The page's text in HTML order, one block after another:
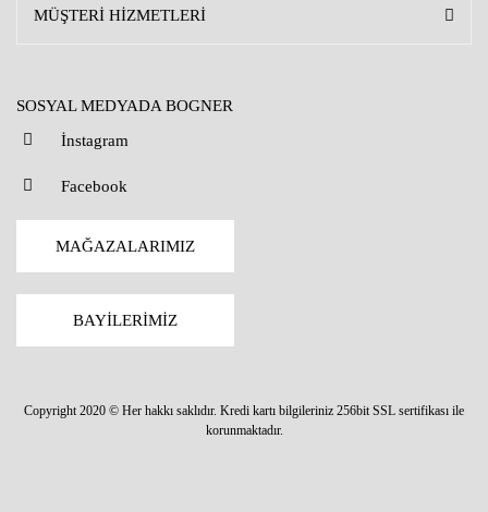
MÜŞTERİ HİZMETLERİ
SOSYAL MEDYADA BOGNER
İnstagram
Facebook
MAĞAZALARIMIZ
BAYİLERİMİZ
Copyright 2020 © Her hakkı saklıdır. Kredi kartı bilgileriniz 256bit SSL sertifikası ile
korunmaktadır.